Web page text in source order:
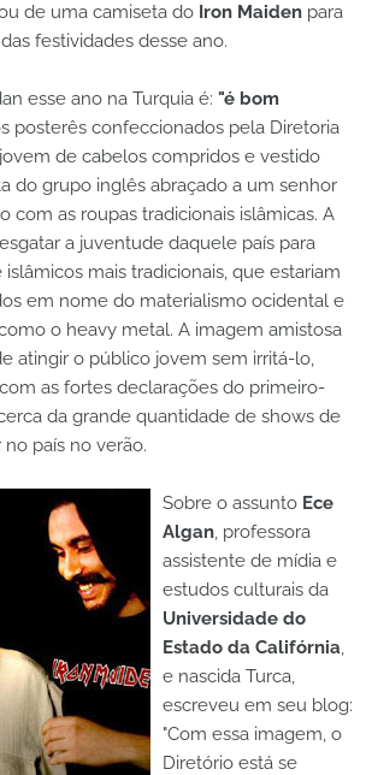
de uma camiseta do Iron Maiden para
festividades desse ano.
esse ano na Turquia é: "é bom
posterês confeccionados pela Diretoria
de cabelos compridos e vestido
do grupo inglês abraçado a um senhor
com as roupas tradicionais islâmicas. A
a juventude daquele país para
mais tradicionais, que estariam
em nome do materialismo ocidental e
o heavy metal. A imagem amistosa
atingir o público jovem sem irritá-lo,
as fortes declarações do primeiro-
da grande quantidade de shows de
país no verão.
Sobre o assunto Ece
Algan, professora
assistente de mídia e
estudos culturais da
Universidade do
Estado da Califórnia,
e nascida Turca,
escreveu em seu blog:
"Com essa imagem, o
Diretório está se